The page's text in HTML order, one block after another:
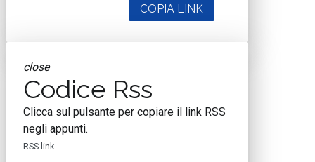
COPIA LINK
close
Codice Rss
Clicca sul pulsante per copiare il link RSS
negli appunti.
RSS link